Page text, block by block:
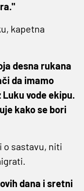
kapetna
desna rukana
da imamo
vode ekipu.
kako se bori
o sastavu, niti
dana i sretni